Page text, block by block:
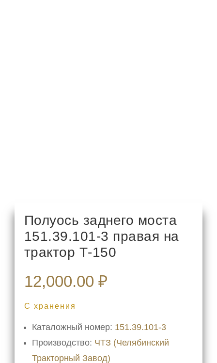
Полуось заднего моста
151.39.101-3 правая на
трактор Т-150
12,000.00 ₽
С хранения
Каталожный номер: 151.39.101-3
Производство: ЧТЗ (Челябинский
Тракторный Завод)